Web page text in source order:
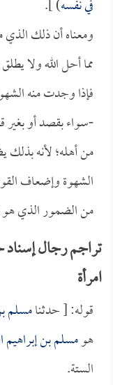
في نفسه) ].
ومعناه أن ذلك
مما أحل الله ولا
فإذا وجدت منه
-سواء بقصد أو
من أهله؛ لأنه
الشهوة وإضعاف
من الضمور الذي
تراجم رجال
امرأة
قوله: [ حدثنامسلم
هومسلم بن إبراهيم
الستة.